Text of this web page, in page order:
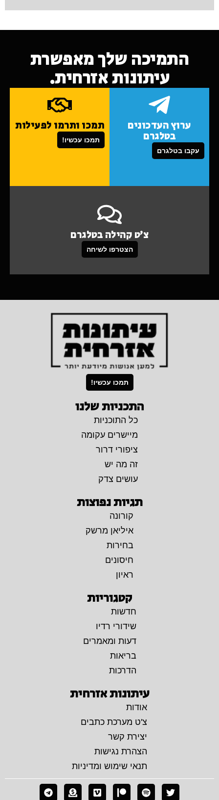
התמיכה שלך מאפשרת
עיתונות אזרחית.
ערוץ העדכונים
בטלגרם
עקבו בטלגרם
תמכו ותרמו לפעילות
תמכו עכשיו!
צ'ט קהילה בטלגרם
הצטרפו לשיחה
תמכו עכשיו!
התכניות שלנו
כל התוכניות
מיישרים עקומה
ציפורי דרור
זה מה יש
עושים צדק
תגיות נפוצות
קורונה
איליאן מרשק
בחירות
חיסונים
ראיון
קטגוריות
חדשות
שידורי רדיו
דעות ומאמרים
בריאות
הדרכות
עיתונות אזרחית
אודות
צ'ט מערכת כתבים
יצירת קשר
הצהרת נגישות
תנאי שימוש ומדיניות